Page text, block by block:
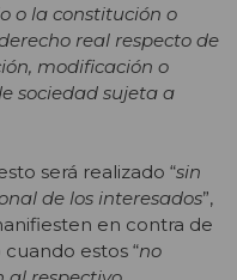
o la constitución o
real respecto de
modificación o
sociedad sujeta a
será realizado “sin
de los interesados”,
en contra de
estos “no